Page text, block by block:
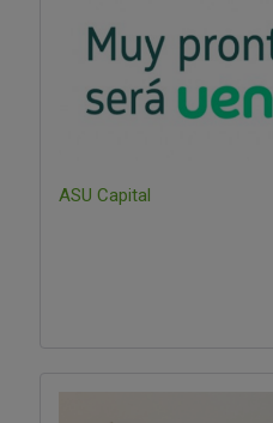
ASU Capital
¡PARAGUAY
INVERSIÓN!
ASU Capital